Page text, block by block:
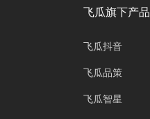
飞瓜旗下产品
飞瓜抖音
飞瓜品策
飞瓜智星